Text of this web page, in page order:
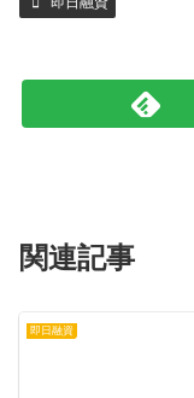
関連記事
即日融資